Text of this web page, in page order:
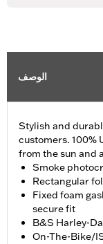
الوصف
Stylish and
customers. 100%
from the sun and
Smoke
Rectangular
Fixed foam
secure fit
B&S Harley-
On-The-Bike/